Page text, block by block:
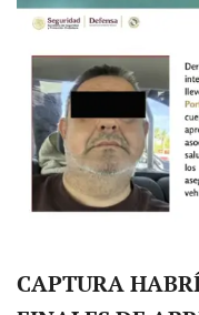
CAPTURA